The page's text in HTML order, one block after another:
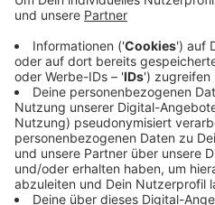
vorbeigelassen, dann aber
hingefallen und hat sich
lebensgefährlich verletzt.
Krankenhaus.
Veröffentlicht:Mittwoch,
Anzeige